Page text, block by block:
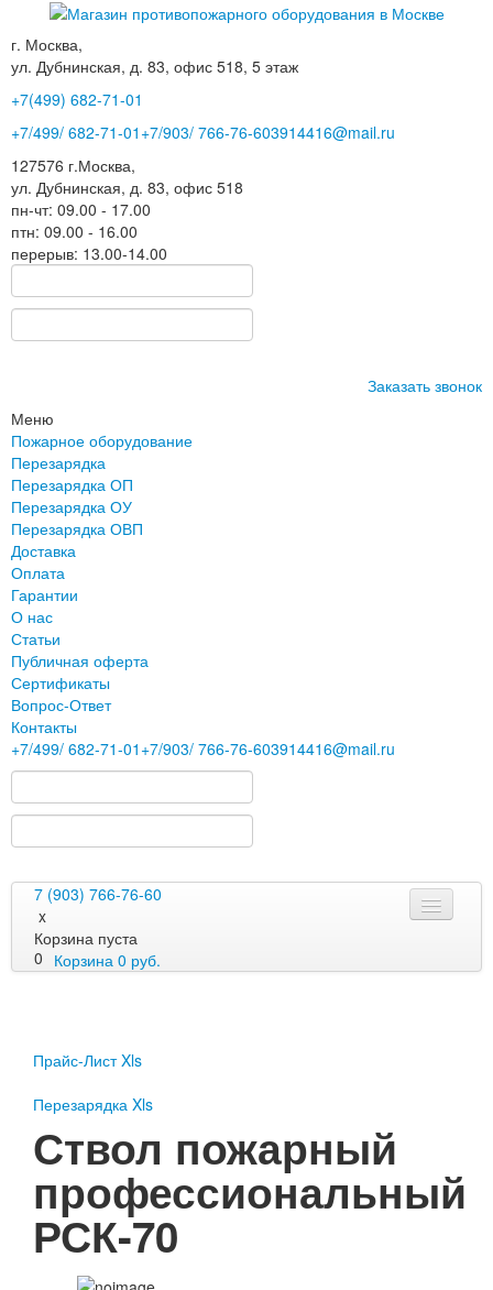
г. Москва,
ул. Дубнинская, д. 83, офис 518, 5 этаж
+7(499) 682-71-01
+7/499/ 682-71-01 +7/903/ 766-76-603914416@mail.ru
127576 г.Москва,
ул. Дубнинская, д. 83, офис 518
пн-чт: 09.00 - 17.00
птн: 09.00 - 16.00
перерыв: 13.00-14.00
Заказать звонок
Меню
Пожарное оборудование
Перезарядка
Перезарядка ОП
Перезарядка ОУ
Перезарядка ОВП
Доставка
Оплата
Гарантии
О нас
Статьи
Публичная оферта
Сертификаты
Вопрос-Ответ
Контакты
+7/499/ 682-71-01 +7/903/ 766-76-603914416@mail.ru
7 (903) 766-76-60
x
Корзина пуста
0 Корзина 0 руб.
Перезарядка ОП
Перезарядка ОВП
Доставка
Оплата
Гарантии
О нас
Прайс-Лист Xls
Перезарядка Xls
Ствол пожарный
профессиональный
РСК-70